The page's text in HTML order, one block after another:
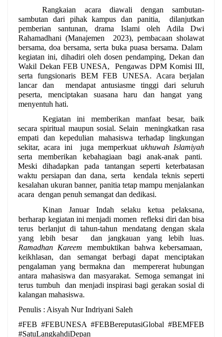
Rangkaian acara diawali dengan sambutan-
sambutan dari pihak kampus dan panitia,  dilanjutkan
pemberian santunan, drama Islami oleh Adila Dwi
Rahamadhani (Manajemen  2023), pembacaan sholawat
bersama, doa bersama, serta buka puasa bersama. Dalam
kegiatan ini, dihadiri oleh dosen pendamping, Dekan dan
Wakil Dekan FEB UNESA,  Pengawas DPM Komisi III,
serta fungsionaris BEM FEB UNESA. Acara berjalan
lancar dan  mendapat antusiasme tinggi dari seluruh
peserta, menciptakan suasana haru dan hangat yang
menyentuh hati.
Kegiatan ini memberikan manfaat besar, baik
secara spiritual maupun sosial. Selain  meningkatkan rasa
empati dan kepedulian mahasiswa terhadap lingkungan
sekitar, acara ini  juga memperkuat
serta memberikan kebahagiaan bagi anak-anak panti.
Meski dihadapkan pada tantangan seperti keterbatasan
waktu persiapan dan dana, serta  kendala teknis seperti
kesalahan ukuran banner, panitia tetap mampu menjalankan
acara  dengan penuh semangat dan dedikasi.
Kinan Januar Indah selaku ketua pelaksana,
berharap kegiatan ini menjadi momen  refleksi diri dan bisa
terus berlanjut di tahun-tahun mendatang dengan skala
Ramadhan Kareem membuktikan bahwa kebersamaan,
keikhlasan, dan semangat berbagi dapat menciptakan
pengalaman yang bermakna dan  mempererat hubungan
antara mahasiswa dan masyarakat. Semoga semangat ini
terus tumbuh  dan menjadi inspirasi bagi gerakan sosial di
kalangan mahasiswa.
Penulis : Aisyah Nur Indriyani Saleh
#FEB #FEBUNESA #FEBBereputasiGlobal #BEMFEB
#SatuLangkahdiDepan